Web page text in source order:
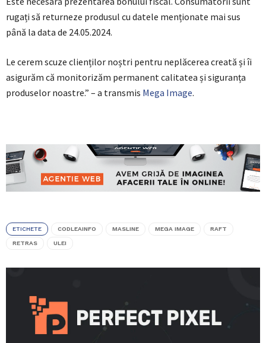
rugați să returneze produsul cu datele menționate mai sus
până la data de 24.05.2024.
Le cerem scuze clienților noștri pentru neplăcerea creată și îi
asigurăm că monitorizăm permanent calitatea și siguranța
produselor noastre.” – a transmis Mega Image.
ETICHETE CODLEAINFO MASLINE MEGA IMAGE RAFT
RETRAS ULEI